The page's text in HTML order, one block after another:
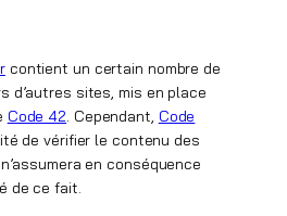
contient un certain nombre de
d’autres sites, mis en place
Code 42. Cependant, Code
de vérifier le contenu des
en conséquence
de ce fait.